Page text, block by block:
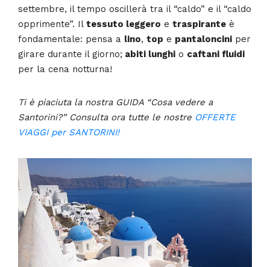
settembre, il tempo oscillerà tra il “caldo” e il “caldo
opprimente”. Il tessuto leggero e traspirante è
fondamentale: pensa a lino, top e pantaloncini per
girare durante il giorno; abiti lunghi o caftani fluidi
per la cena notturna!
Ti è piaciuta la nostra GUIDA “Cosa vedere a
Santorini?” Consulta ora tutte le nostre OFFERTE
VIAGGI per SANTORINI!